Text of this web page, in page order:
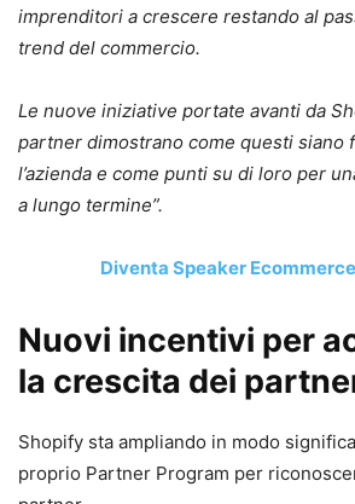
imprenditori a crescere restando al
trend del commercio.
Le nuove iniziative portate avanti da
partner dimostrano come questi siano
l’azienda e come punti su di loro per
a lungo termine”.
Diventa Speaker
Nuovi incentivi per
la crescita dei
Shopify sta ampliando in modo
proprio Partner Program per